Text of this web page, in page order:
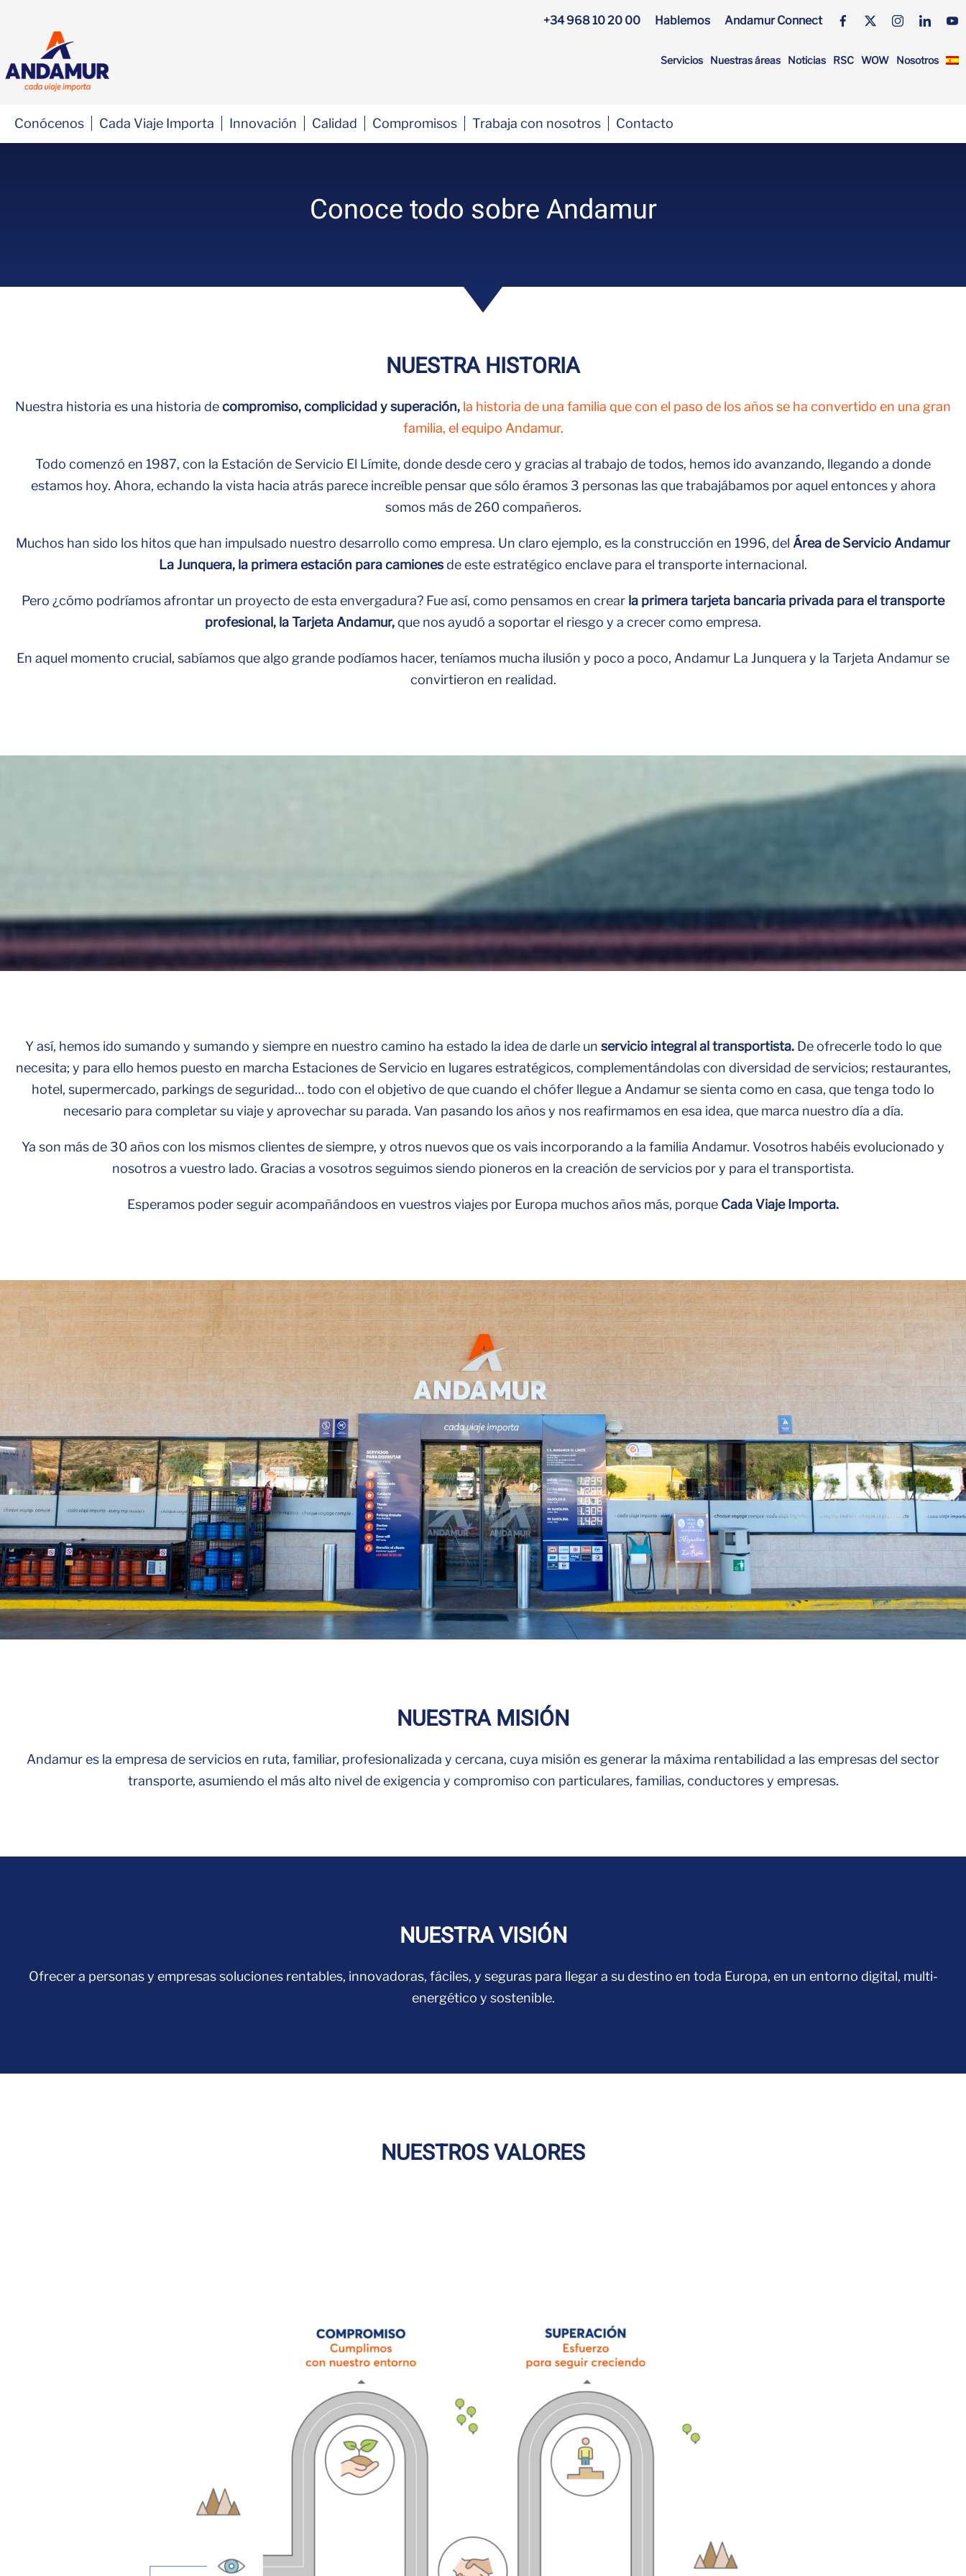
Servicios Nuestras áreas Noticias RSC WOW Nosotros
+34 968 10 20 00 Hablemos Andamur Connect
Conócenos Cada Viaje Importa Innovación Calidad Compromisos Trabaja con nosotros Contacto
Conoce todo sobre Andamur
NUESTRA HISTORIA
Nuestra historia es una historia decompromiso, complicidad y superación, la historia de una familia que con el paso de los años se ha convertido en una gran
familia, el equipo Andamur.
Todo comenzó en 1987, con la Estación de Servicio El Límite, donde desde cero y gracias al trabajo de todos, hemos ido avanzando, llegando a donde
estamos hoy. Ahora, echando la vista hacia atrás parece increíble pensar que sólo éramos 3 personas las que trabajábamos por aquel entonces y ahora
somos más de 260 compañeros.
Muchos han sido los hitos que han impulsado nuestro desarrollo como empresa. Un claro ejemplo, es la construcción en 1996, del Área de Servicio Andamur
La Junquera, la primera estación para camionesde este estratégico enclave para el transporte internacional.
Pero ¿cómo podríamos afrontar un proyecto de esta envergadura? Fue así, como pensamos en crear la primera tarjeta bancaria privada para el transporte
profesional, la Tarjeta Andamur,que nos ayudó a soportar el riesgo y a crecer como empresa.
En aquel momento crucial, sabíamos que algo grande podíamos hacer, teníamos mucha ilusión y poco a poco, Andamur La Junquera y la Tarjeta Andamur se
convirtieron en realidad.
Y así, hemos ido sumando y sumando y siempre en nuestro camino ha estado la idea de darle un servicio integral al transportista.De ofrecerle todo lo que
necesita; y para ello hemos puesto en marcha Estaciones de Servicio en lugares estratégicos, complementándolas con diversidad de servicios; restaurantes,
hotel, supermercado, parkings de seguridad… todo con el objetivo de que cuando el chófer llegue a Andamur se sienta como en casa, que tenga todo lo
necesario para completar su viaje y aprovechar su parada. Van pasando los años y nos reafirmamos en esa idea, que marca nuestro día a día.
Ya son más de 30 años con los mismos clientes de siempre, y otros nuevos que os vais incorporando a la familia Andamur. Vosotros habéis evolucionado y
nosotros a vuestro lado. Gracias a vosotros seguimos siendo pioneros en la creación de servicios por y para el transportista.
Esperamos poder seguir acompañándoos en vuestros viajes por Europa muchos años más, porque Cada Viaje Importa.
NUESTRA MISIÓN
Andamur es la empresa de servicios en ruta, familiar, profesionalizada y cercana, cuya misión es generar la máxima rentabilidad a las empresas del sector
transporte, asumiendo el más alto nivel de exigencia y compromiso con particulares, familias, conductores y empresas.
NUESTRA VISIÓN
Ofrecer a personas y empresas soluciones rentables, innovadoras, fáciles, y seguras para llegar a su destino en toda Europa, en un entorno digital, multi-
energético y sostenible.
NUESTROS VALORES